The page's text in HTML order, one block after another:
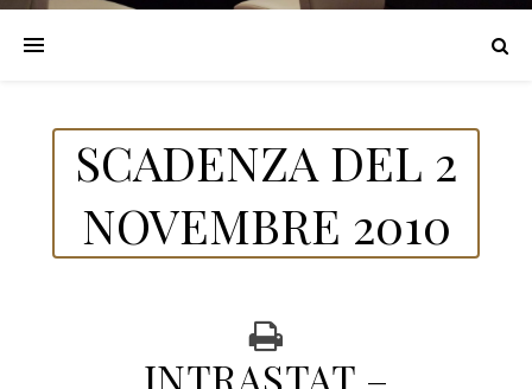
SCADENZA DEL 2
NOVEMBRE 2010
INTRASTAT –